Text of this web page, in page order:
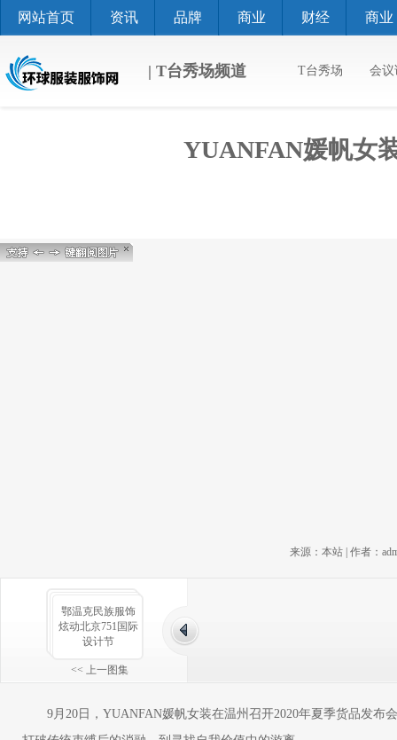
网站首页 资讯 品牌 商业 财经 商业
| T台秀场频道 T台秀场 会议
YUANFAN媛帆女
来源：本站 | 作者：
鄂温克民族服饰
炫动北京751国际
设计节
<< 上一图集
9月20日，YUANFAN媛帆女装在温州召开2020年夏季货品发布